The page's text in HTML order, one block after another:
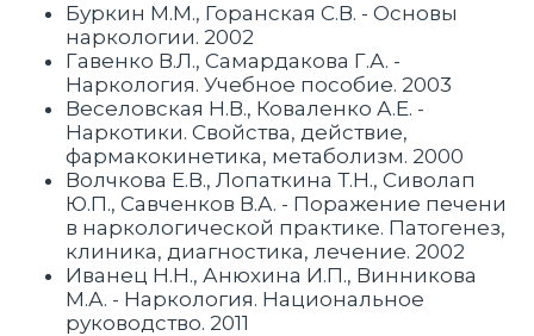
Буркин М.М., Горанская С.В. - Основы
наркологии. 2002
Гавенко В.Л., Самардакова Г.А. -
Наркология. Учебное пособие. 2003
Веселовская Н.В., Коваленко А.Е. -
Наркотики. Свойства, действие,
фармакокинетика, метаболизм. 2000
Волчкова Е.В., Лопаткина Т.Н., Сиволап
Ю.П., Савченков В.А. - Поражение печени
в наркологической практике. Патогенез,
клиника, диагностика, лечение. 2002
Иванец Н.Н., Анюхина И.П., Винникова
М.А. - Наркология. Национальное
руководство. 2011